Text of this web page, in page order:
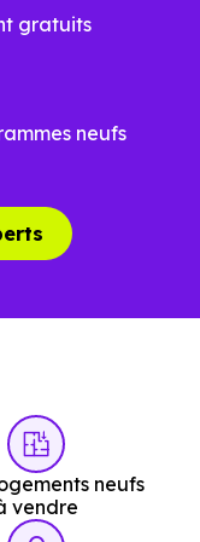
l’intérêt de cette
sur un zonage
Vallet (44330)
gratuits
neufs
neufs
vendre